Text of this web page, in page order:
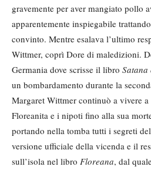
gravemente per aver mangiato pollo
apparentemente inspiegabile
convinto. Mentre esalava l’ultimo
Wittmer, coprì Dore di maledizioni.
Germania dove scrisse il libro Satana
un bombardamento durante la
Margaret Wittmer continuò a vivere
Floreanita e i nipoti fino alla sua
portando nella tomba tutti i segreti
versione ufficiale della vicenda e il
sull’isola nel libro Floreana, dal